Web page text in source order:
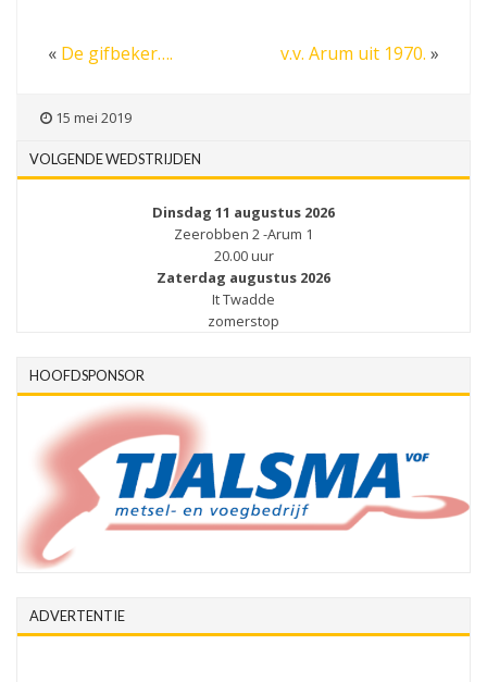
« De gifbeker…. v.v. Arum uit 1970. »
15 mei 2019
VOLGENDE WEDSTRIJDEN
Dinsdag 11 augustus 2026
Zeerobben 2 -Arum 1
20.00 uur
Zaterdag augustus 2026
It Twadde
zomerstop
HOOFDSPONSOR
ADVERTENTIE